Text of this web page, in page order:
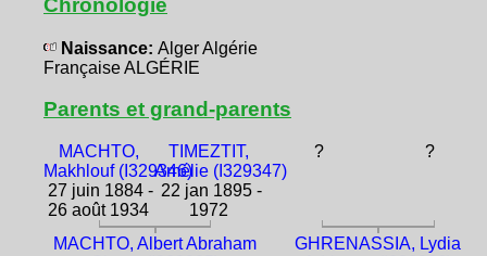
Chronologie
Naissance: Alger Algérie
Française ALGÉRIE
Parents et grand-parents
MACHTO,
Makhlouf (I329346)
27 juin 1884 -
26 août 1934
TIMEZTIT,
Amélie (I329347)
22 jan 1895 -
1972
? ?
MACHTO, Albert Abraham
GHRENASSIA, Lydia